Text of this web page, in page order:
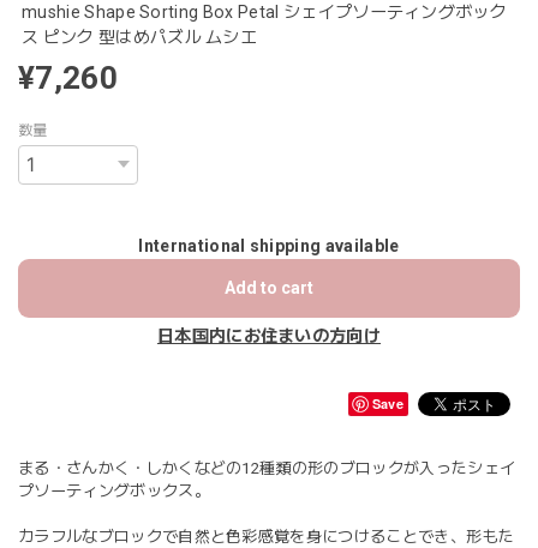
mushie Shape Sorting Box Petal シェイプソーティングボック
ス ピンク 型はめパズル ムシエ
¥7,260
数量
International shipping available
Add to cart
日本国内にお住まいの方向け
Save
まる・さんかく・しかくなどの12種類の形のブロックが入ったシェイ
プソーティングボックス。
カラフルなブロックで自然と色彩感覚を身につけることでき、形もた